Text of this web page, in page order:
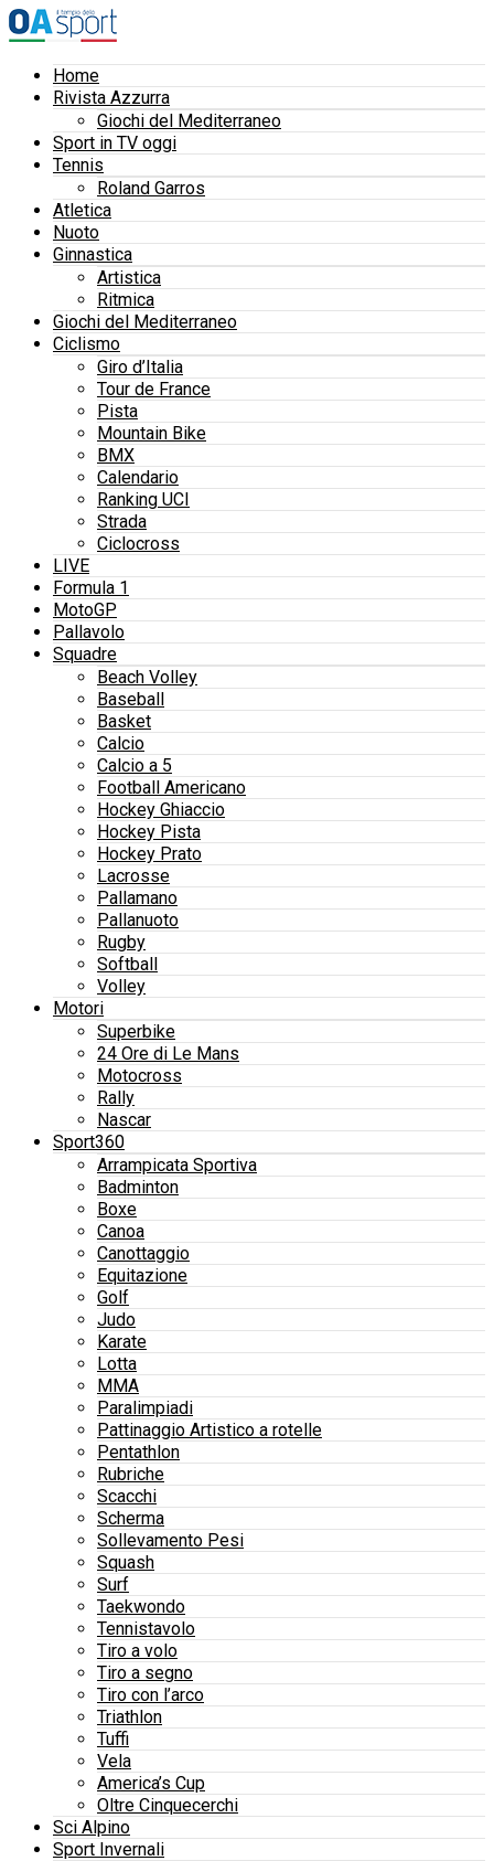
Home
Rivista Azzurra
Giochi del Mediterraneo
Sport in TV oggi
Tennis
Roland Garros
Atletica
Nuoto
Ginnastica
Artistica
Ritmica
Giochi del Mediterraneo
Ciclismo
Giro d’Italia
Tour de France
Pista
Mountain Bike
BMX
Calendario
Ranking UCI
Strada
Ciclocross
LIVE
Formula 1
MotoGP
Pallavolo
Squadre
Beach Volley
Baseball
Basket
Calcio
Calcio a 5
Football Americano
Hockey Ghiaccio
Hockey Pista
Hockey Prato
Lacrosse
Pallamano
Pallanuoto
Rugby
Softball
Volley
Motori
Superbike
24 Ore di Le Mans
Motocross
Rally
Nascar
Sport360
Arrampicata Sportiva
Badminton
Boxe
Canoa
Canottaggio
Equitazione
Golf
Judo
Karate
Lotta
MMA
Paralimpiadi
Pattinaggio Artistico a rotelle
Pentathlon
Rubriche
Scacchi
Scherma
Sollevamento Pesi
Squash
Surf
Taekwondo
Tennistavolo
Tiro a volo
Tiro a segno
Tiro con l’arco
Triathlon
Tuffi
Vela
America’s Cup
Oltre Cinquecerchi
Sci Alpino
Sport Invernali